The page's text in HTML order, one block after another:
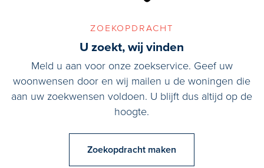
dubbele inloopdouche, dubbele wastafel en toilet. De overloop
m2), waar zich de aansluitingen voor de wasmachines/drogers
bevinden en de warmtepompboilers en CV-ketel. De ruimte
wordt gedeeld met huisnummer 1. Vanuit deze ruimte is tevens
het bedrijfsgedeelte (huisnummer 1) te bereiken middels een
zoekopdracht
U zoekt, wij vinden
Meld u aan voor onze zoekservice. Geef uw
woonwensen door en wij mailen u de woningen die
aan uw zoekwensen voldoen. U blijft dus altijd op de
hoogte.
Zoekopdracht maken